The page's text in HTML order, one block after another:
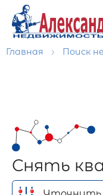
Главная Поиск
Снять